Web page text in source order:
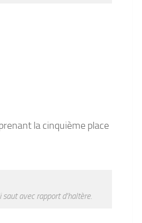
la cinquième place
saut avec rapport d'haltère.